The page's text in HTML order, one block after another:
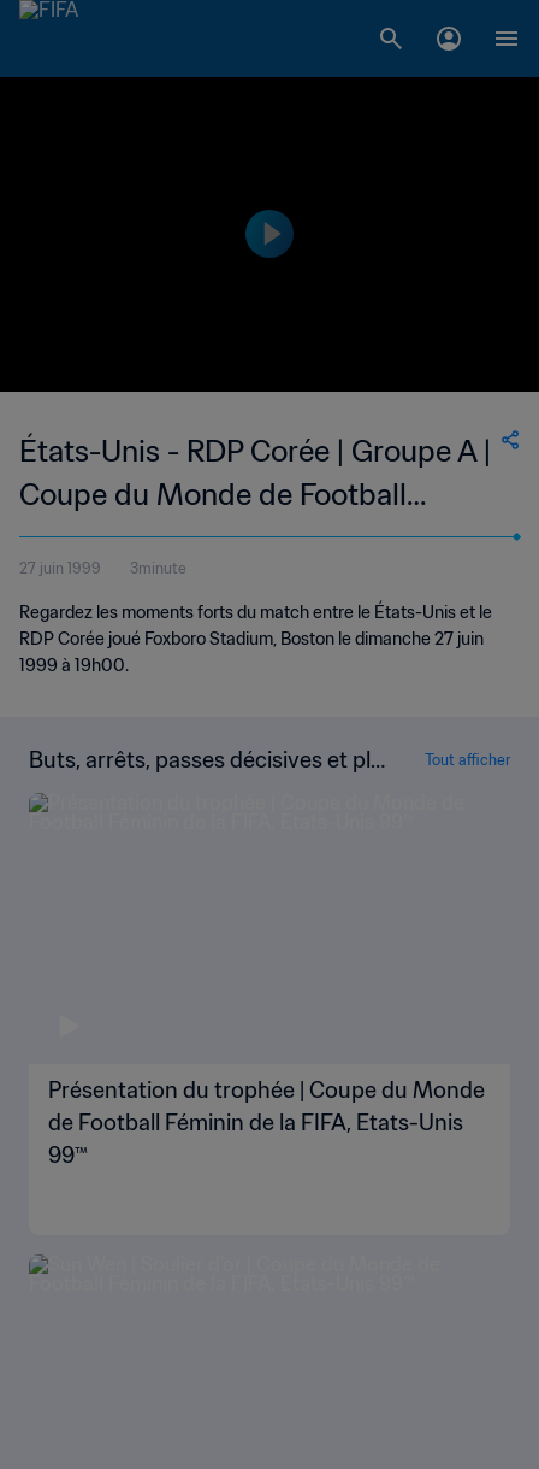
États-Unis - RDP Corée | Groupe A |
Coupe du Monde de Football
Féminin de la FIFA, Etats-Unis 99™ |
Résumé vidéo
27 juin 1999 3minute
Regardez les moments forts du match entre le États-Unis et le
RDP Corée joué Foxboro Stadium, Boston le dimanche 27 juin
1999 à 19h00.
Buts, arrêts, passes décisives et plu
s encore !
Tout afficher
Présentation du trophée | Coupe du Monde
de Football Féminin de la FIFA, Etats-Unis
99™